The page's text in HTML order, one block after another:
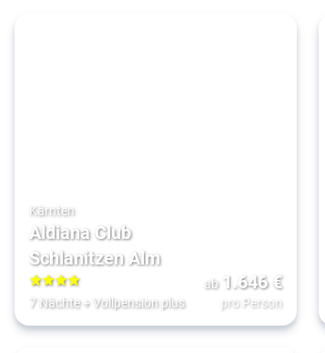
Kärnten
Aldiana Club
Schlanitzen Alm
4
7 Nächte+ Vollpension plus
ab 1.646€
pro Person